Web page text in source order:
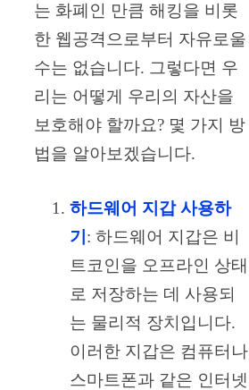
는 화폐인 만큼 해킹을 비롯
한 웹공격으로부터 자유로울
수는 없습니다. 그렇다면 우
리는 어떻게 우리의 자산을
보호해야 할까요? 몇 가지 방
법을 알아보겠습니다.
하드웨어 지갑 사용하
기 : 하드웨어 지갑은 비
트코인을 오프라인 상태
로 저장하는 데 사용되
는 물리적 장치입니다.
이러한 지갑은 컴퓨터나
스마트폰과 같은 인터넷